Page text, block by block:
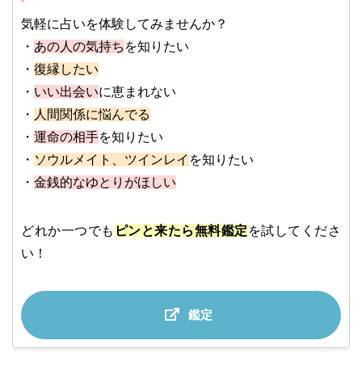
気軽に占いを体験してみませんか？
・ あの人の気持ち を知りたい
・ 復縁したい
・ いい出会いに恵まれない
・ 人間関係に悩んでる
・ 運命の相手を知りたい
・ ソウルメイト、ツインレイ を知りたい
・ 金銭的なゆとりがほしい
どれか一つでも ピンと来たら無料鑑定 を試してくださ
い！
鑑定